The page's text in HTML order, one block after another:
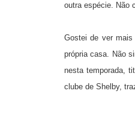
outra espécie. Não
Gostei de ver
própria casa. Não
nesta temporada,
clube de Shelby,